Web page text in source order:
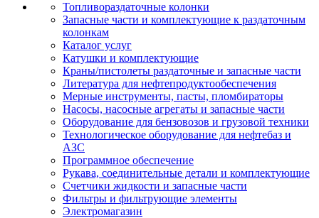
Топливораздаточные колонки
Запасные части и комплектующие к раздаточным
колонкам
Каталог услуг
Катушки и комплектующие
Краны/пистолеты раздаточные и запасные части
Литература для нефтепродуктообеспечения
Мерные инструменты, пасты, пломбираторы
Насосы, насосные агрегаты и запасные части
Оборудование для бензовозов и грузовой техники
Технологическое оборудование для нефтебаз и
АЗС
Программное обеспечение
Рукава, соединительные детали и комплектующие
Счетчики жидкости и запасные части
Фильтры и фильтрующие элементы
Электромагазин